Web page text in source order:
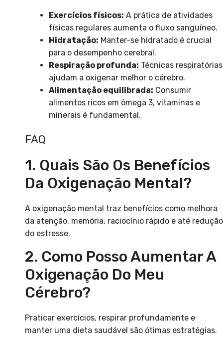
Exercícios físicos: A prática de atividades
físicas regulares aumenta o fluxo sanguíneo.
Hidratação: Manter-se hidratado é crucial
para o desempenho cerebral.
Respiração profunda: Técnicas respiratórias
ajudam a oxigenar melhor o cérebro.
Alimentação equilibrada: Consumir
alimentos ricos em ômega 3, vitaminas e
minerais é fundamental.
FAQ
1. Quais São Os Benefícios
Da Oxigenação Mental?
A oxigenação mental traz benefícios como melhora
da atenção, memória, raciocínio rápido e até redução
do estresse.
2. Como Posso Aumentar A
Oxigenação Do Meu
Cérebro?
Praticar exercícios, respirar profundamente e
manter uma dieta saudável são ótimas estratégias.